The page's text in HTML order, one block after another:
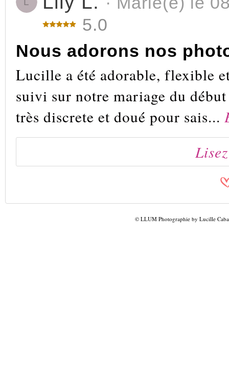
5.0
Nous adorons nos
Lucille a été adorable, flexible
suivi sur notre mariage du
très discrete et doué pour sais...
© LLUM Photographie by Lucille